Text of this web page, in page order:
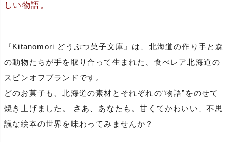
しい物語。
『Kitanomori どうぶつ菓子文庫』は、北海道の作り手と森
の動物たちが手を取り合って生まれた、食べレア北海道の
スピンオフブランドです。
どのお菓子も、北海道の素材とそれぞれの“物語”をのせて
焼き上げました。 さあ、あなたも。甘くてかわいい、不思
議な絵本の世界を味わってみませんか？